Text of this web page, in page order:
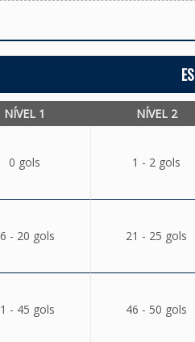
NÍVEL 1 NÍVEL 2
0 gols 1 - 2 gols
- 20 gols 21 - 25 gols
- 45 gols 46 - 50 gols